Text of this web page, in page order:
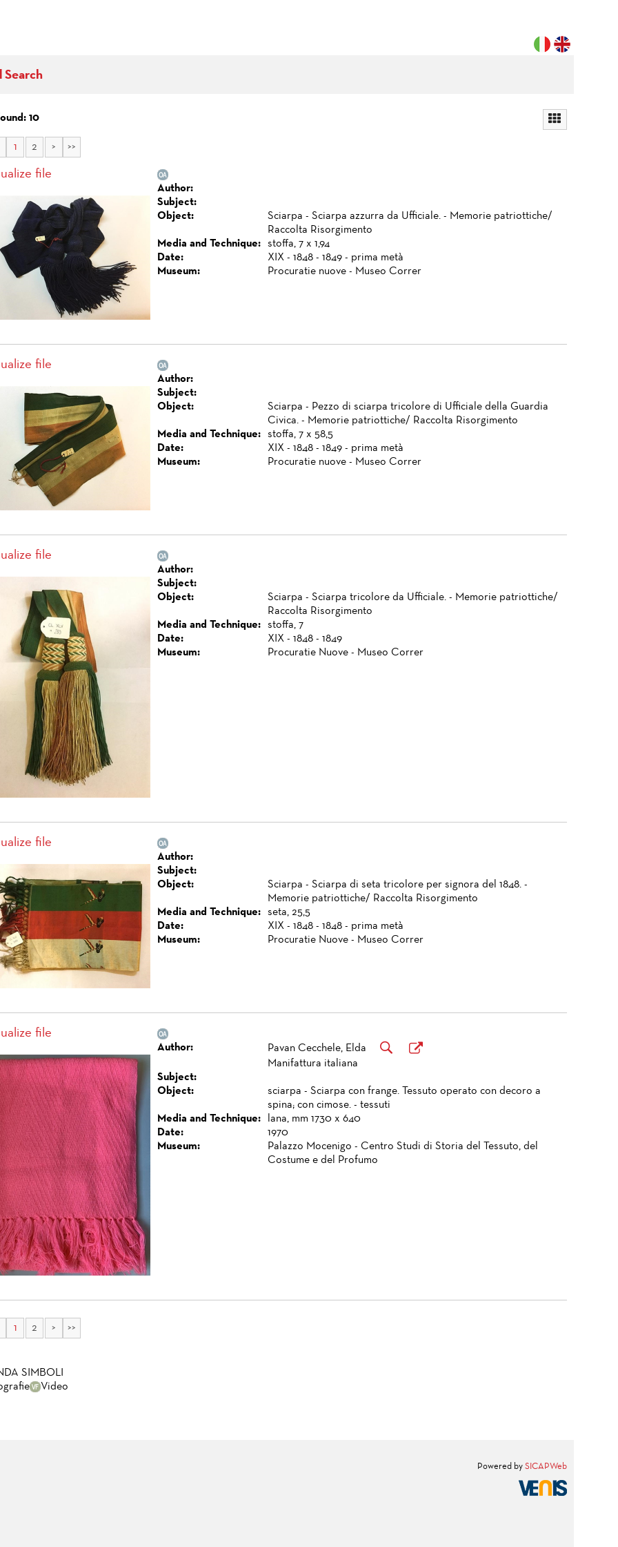
Search
10
1 2 > >>
file
Author:
Subject:
Object:
Sciarpa - Sciarpa azzurra da Ufficiale. - Memorie patriottiche/
Raccolta Risorgimento
Media and Technique:
stoffa, 7 x 1,94
Date:
XIX - 1848 - 1849 - prima metà
Museum:
Procuratie nuove - Museo Correr
file
Author:
Subject:
Object:
Sciarpa - Pezzo di sciarpa tricolore di Ufficiale della Guardia
Civica. - Memorie patriottiche/ Raccolta Risorgimento
Media and Technique:
stoffa, 7 x 58,5
Date:
XIX - 1848 - 1849 - prima metà
Museum:
Procuratie nuove - Museo Correr
file
Author:
Subject:
Object:
Sciarpa - Sciarpa tricolore da Ufficiale. - Memorie patriottiche/
Raccolta Risorgimento
Media and Technique:
stoffa, 7
Date:
XIX - 1848 - 1849
Museum:
Procuratie Nuove - Museo Correr
file
Author:
Subject:
Object:
Sciarpa - Sciarpa di seta tricolore per signora del 1848. -
Memorie patriottiche/ Raccolta Risorgimento
Media and Technique:
seta, 25,5
Date:
XIX - 1848 - 1848 - prima metà
Museum:
Procuratie Nuove - Museo Correr
file
Author:
Pavan Cecchele, Elda
Manifattura italiana
Subject:
Object:
sciarpa - Sciarpa con frange. Tessuto operato con decoro a
spina; con cimose. - tessuti
Media and Technique:
lana, mm 1730 x 640
Date:
1970
Museum:
Palazzo Mocenigo - Centro Studi di Storia del Tessuto, del
Costume e del Profumo
1 2 > >>
SIMBOLI
Video
Powered by SICAPWeb